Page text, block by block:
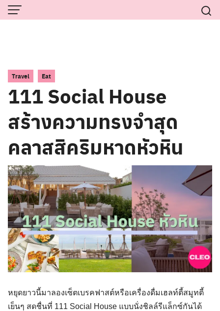
Skip
to
Travel Eat
111 Social House
สร้างความทรงจำสุด
คลาสสิคริมหาดหัวหิน
หยุดยาวนี้มาลองเซ็ตเบรคฟาสต์หรือเครื่องดื่มเฮลท์ตี้สมูทตี้
เย็นๆ สดชื่นที่ 111 Social House แบบนั่งชิลล์รีแล็กซ์กันได้